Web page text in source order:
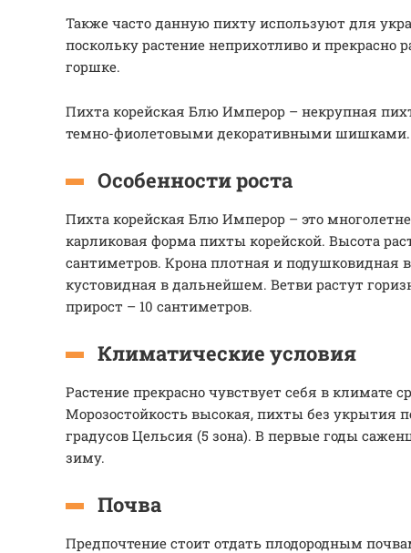
Также часто данную пихту используют для
поскольку растение неприхотливо и прекрасно
горшке.
Пихта корейская Блю Имперор – некрупная
темно-фиолетовыми декоративными шишками.
Особенности роста
Пихта корейская Блю Имперор – это
карликовая форма пихты корейской. Высота
сантиметров. Крона плотная и подушковидная
кустовидная в дальнейшем. Ветви растут
прирост – 10 сантиметров.
Климатические условия
Растение прекрасно чувствует себя в климате
Морозостойкость высокая, пихты без укрытия
градусов Цельсия (5 зона). В первые годы
зиму.
Почва
Предпочтение стоит отдать плодородным